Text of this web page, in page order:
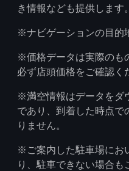
き情報なども提供します。
※ナビゲーションの目的
※価格データは実際のも
必ず店頭価格をご確認く
※満空情報はデータをダ
であり、到着した時点で
りません。
※ご案内した駐車場にお
り、駐車できない場合も